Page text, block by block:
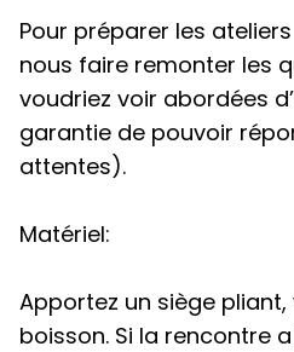
Pour préparer les
nous faire remonter les
voudriez voir abordées
garantie de pouvoir
attentes).
Matériel:
Apportez un siège
boisson. Si la rencontre